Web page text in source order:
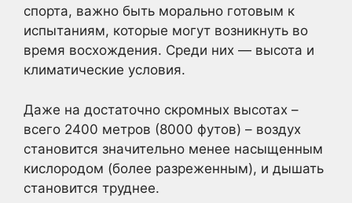
спорта, важно быть морально готовым к
испытаниям, которые могут возникнуть во
время восхождения. Среди них — высота и
климатические условия.
Даже на достаточно скромных высотах –
всего 2400 метров (8000 футов) – воздух
становится значительно менее насыщенным
кислородом (более разреженным), и дышать
становится труднее.